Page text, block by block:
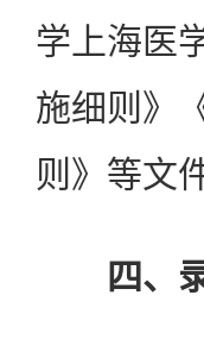
学上海医
施细则》
则》等文
四、